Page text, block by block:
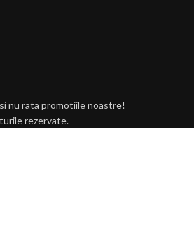
nu rata promotiile noastre!
rezervate.